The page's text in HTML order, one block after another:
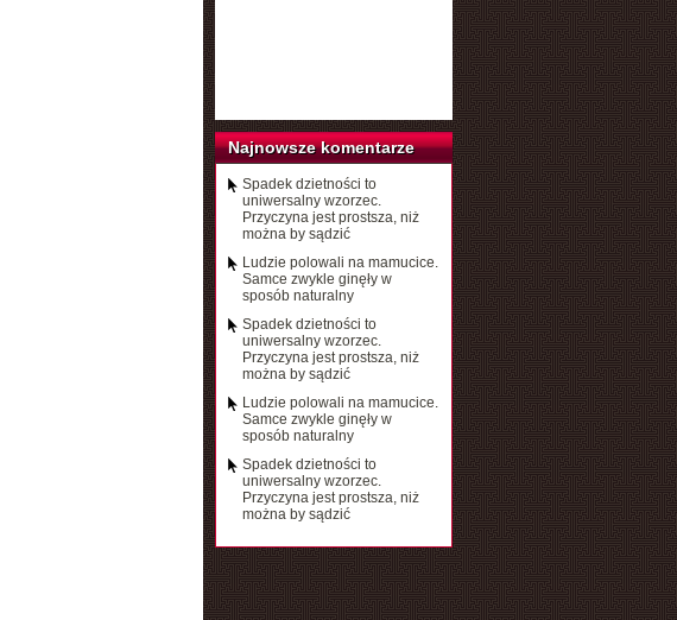
Najnowsze komentarze
Spadek dzietności to
uniwersalny wzorzec.
Przyczyna jest prostsza, niż
można by sądzić
Ludzie polowali na mamucice.
Samce zwykle ginęły w
sposób naturalny
Spadek dzietności to
uniwersalny wzorzec.
Przyczyna jest prostsza, niż
można by sądzić
Ludzie polowali na mamucice.
Samce zwykle ginęły w
sposób naturalny
Spadek dzietności to
uniwersalny wzorzec.
Przyczyna jest prostsza, niż
można by sądzić